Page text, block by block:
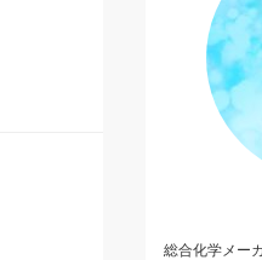
総合化学メー